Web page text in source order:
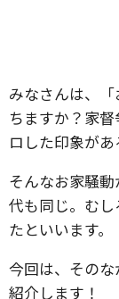
みなさんは、
ちますか？家
ロした印象があ
そんなお家騒
代も同じ。む
たといいます。
今回は、その
紹介します！